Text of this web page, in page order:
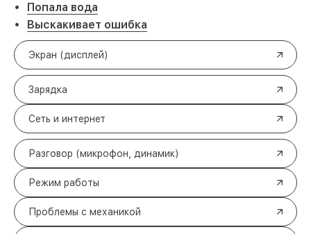
Попала вода
Выскакивает ошибка
Экран (дисплей)
Зарядка
Сеть и интернет
Разговор (микрофон, динамик)
Режим работы
Проблемы с механикой